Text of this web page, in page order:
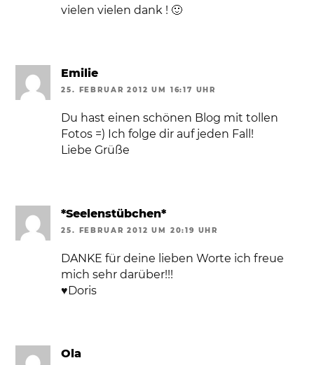
vielen vielen dank ! 🙂
Emilie
25. FEBRUAR 2012 UM 16:17 UHR
Du hast einen schönen Blog mit tollen
Fotos =) Ich folge dir auf jeden Fall!
Liebe Grüße
*Seelenstübchen*
25. FEBRUAR 2012 UM 20:19 UHR
DANKE für deine lieben Worte ich freue
mich sehr darüber!!!
♥Doris
Ola